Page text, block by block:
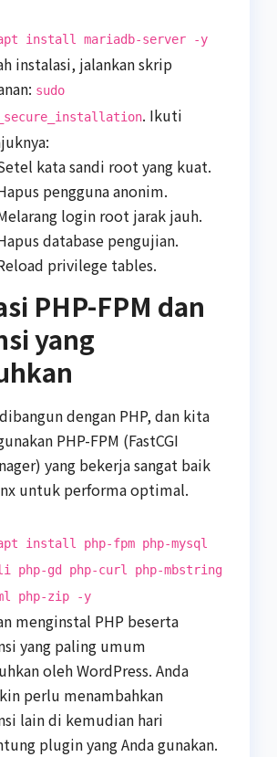
install mariadb-server -y
instalasi, jalankan skrip
sudo
. Ikuti
kata sandi root yang kuat.
pengguna anonim.
login root jarak jauh.
database pengujian.
privilege tables.
PHP-FPM dan
yang
dengan PHP, dan kita
PHP-FPM (FastCGI
yang bekerja sangat baik
untuk performa optimal.
install php-fpm php-mysql
php-gd php-curl php-mbstring
php-zip -y
menginstal PHP beserta
yang paling umum
oleh WordPress. Anda
perlu menambahkan
lain di kemudian hari
plugin yang Anda gunakan.